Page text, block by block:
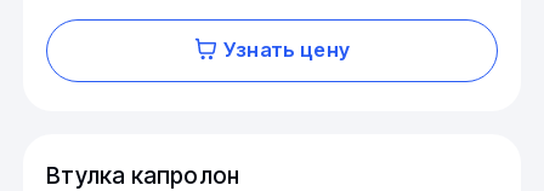
Узнать цену
Втулка капролон